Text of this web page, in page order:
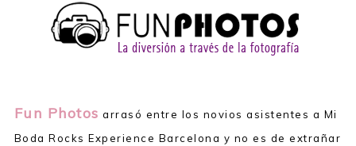
Fun Photos arrasó entre los novios asistentes a Mi
Boda Rocks Experience Barcelona y no es de extrañar